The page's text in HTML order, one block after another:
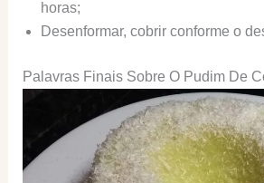
horas;
Desenformar, cobrir conforme o
Palavras Finais Sobre O Pudim De